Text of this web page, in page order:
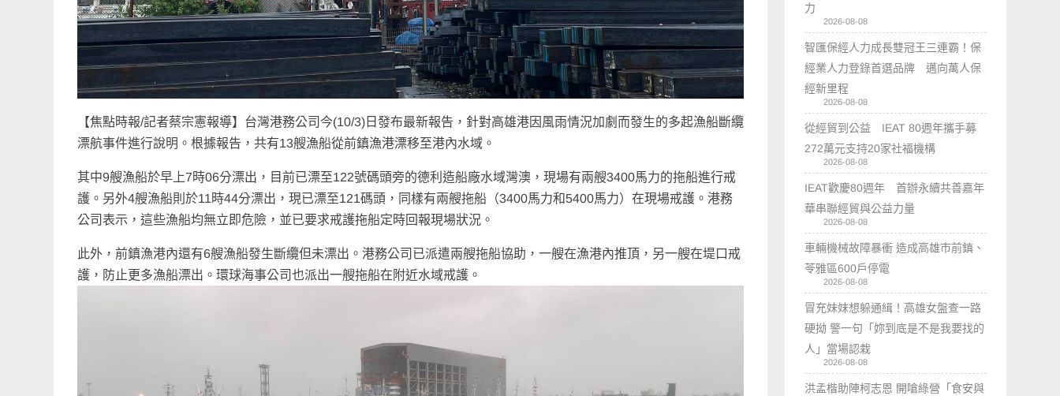
【焦點時報/記者蔡宗憲報導】台灣港務公司今(10/3)日發布最新報告，針對高雄港因風雨情況加劇而發生的多起漁船斷纜
漂航事件進行說明。根據報告，共有13艘漁船從前鎮漁港漂移至港內水域。
其中9艘漁船於早上7時06分漂出，目前已漂至122號碼頭旁的德利造船廠水域灣澳，現場有兩艘3400馬力的拖船進行戒
護。另外4艘漁船則於11時44分漂出，現已漂至121碼頭，同樣有兩艘拖船（3400馬力和5400馬力）在現場戒護。港務
公司表示，這些漁船均無立即危險，並已要求戒護拖船定時回報現場狀況。
此外，前鎮漁港內還有6艘漁船發生斷纜但未漂出。港務公司已派遣兩艘拖船協助，一艘在漁港內推頂，另一艘在堤口戒
護，防止更多漁船漂出。環球海事公司也派出一艘拖船在附近水域戒護。
力
2026-08-08
智匯保經人力成長雙冠王三連霸！保
經業人力登錄首選品牌 邁向萬人保
經新里程
2026-08-08
從經貿到公益 IEAT 80週年攜手募
272萬元支持20家社福機構
2026-08-08
IEAT歡慶80週年 首辦永續共善嘉年
華串聯經貿與公益力量
2026-08-08
車輛機械故障暴衝 造成高雄市前鎮、
苓雅區600戶停電
2026-08-08
冒充妹妹想躲通緝！高雄女盤查一路
硬拗 警一句「妳到底是不是我要找的
人」當場認栽
2026-08-08
洪孟楷助陣柯志恩 開嗆綠營「食安與